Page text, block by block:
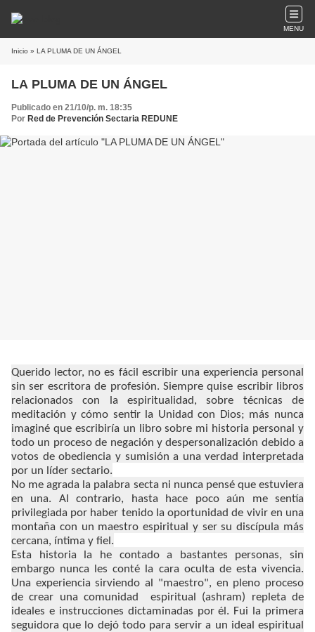
MENU
Inicio » LA PLUMA DE UN ÁNGEL
LA PLUMA DE UN ÁNGEL
Publicado en 21/10/p. m. 18:35
Por Red de Prevención Sectaria REDUNE
Querido lector, no es fácil escribir una experiencia personal
sin ser escritora de profesión. Siempre quise escribir libros
relacionados con la espiritualidad, sobre técnicas de
meditación y cómo sentir la Unidad con Dios; más nunca
imaginé que escribiría un libro sobre mi historia personal y
todo un proceso de negación y despersonalización debido a
votos de obediencia y sumisión a una verdad interpretada
por un líder sectario.
No me agrada la palabra secta ni nunca pensé que estuviera
en una. Al contrario, hasta hace poco aún me sentía
privilegiada por haber tenido la oportunidad de vivir en una
montaña con un maestro espiritual y ser su discípula más
cercana, íntima y fiel.
Esta historia la he contado a bastantes personas, sin
embargo nunca les conté la cara oculta de esta vivencia.
Una experiencia sirviendo al "maestro", en pleno proceso
de crear una comunidad espiritual (ashram) repleta de
ideales e instrucciones dictaminadas por él. Fui la primera
seguidora que lo dejó todo para servir a un ideal espiritual